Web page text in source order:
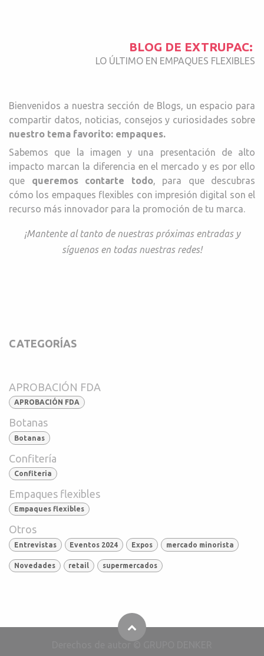
BLOG DE EXTRUPAC:
LO ÚLTIMO EN EMPAQUES FLEXIBLES
Bienvenidos a nuestra sección de Blogs, un espacio para
compartir datos, noticias, consejos y curiosidades sobre
nuestro tema favorito: empaques.
Sabemos que la imagen y una presentación de alto
impacto marcan la diferencia en el mercado y es por ello
que queremos contarte todo, para que descubras
cómo los empaques flexibles con impresión digital son el
recurso más innovador para la promoción de tu marca.
¡Mantente al tanto de nuestras próximas entradas y
síguenos en todas nuestras redes!
CATEGORÍAS
APROBACIÓN FDA
APROBACIÓN FDA
Botanas
Botanas
Confitería
Confiteria
Empaques flexibles
Empaques flexibles
Otros
Entrevistas Eventos 2024 Expos mercado minorista
Novedades retail supermercados